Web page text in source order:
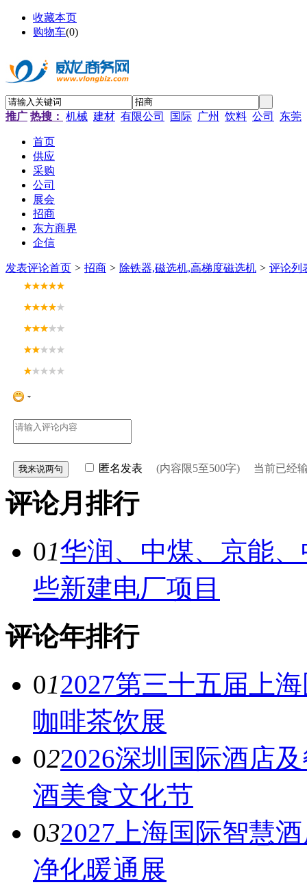
收藏本页
购物车(0)
推广 热搜： 机械 建材 有限公司 国际 广州 饮料 公司 东莞
首页
供应
采购
公司
展会
招商
东方商界
企信
发表评论首页 > 招商 > 除铁器,磁选机,高梯度磁选机 > 评论列
匿名发表 (内容限5至500字) 当前已经
评论月排行
01华润、中煤、京能
些新建电厂项目
评论年排行
012027第三十五届上
咖啡茶饮展
022026深圳国际酒店
酒美食文化节
032027上海国际智慧
净化暖通展